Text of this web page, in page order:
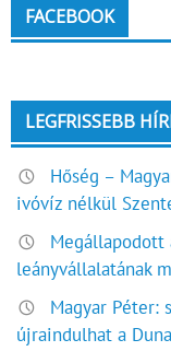
FACEBOOK
LEGFRISSEBB
Hőség –
ivóvíz nélkül
leányvállalatának
Magyar Péter:
újraindulhat a